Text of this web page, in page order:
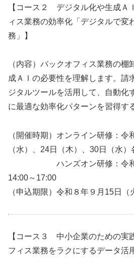
【コース２ デジタル化や生成Ａ
ィス業務の効率化「デジタルで変
務」】
（内容）バックオフィス業務の棚
成ＡＩの必要性を理解します。請
ジタルツールを活用して、自動化
に最適な効率化パターンを習得す
（開催時期）オンライン研修：令
（水）、24日（木）、30日（水
ハンズオン研修：令和８
14:00～17:00
（申込期限）令和８年９月15日（
【コース３ 中小企業のための実
フィス業務をラクにするデータ活